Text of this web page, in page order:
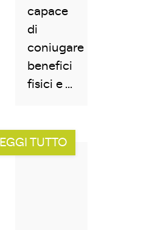
capace
di
coniugare
benefici
fisici e ...
TUTTO